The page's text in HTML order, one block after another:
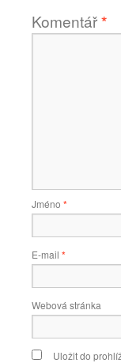
Komentář*
Jméno *
E-mail *
Webová stránka
Uložit do